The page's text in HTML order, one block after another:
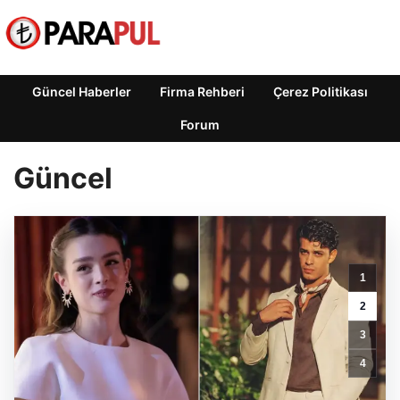
Güncel Haberler Firma Rehberi Çerez Politikası
Forum
Güncel
1
2
3
4
Bakan
Memişoğlu,
yurtdışına
giden
doktor